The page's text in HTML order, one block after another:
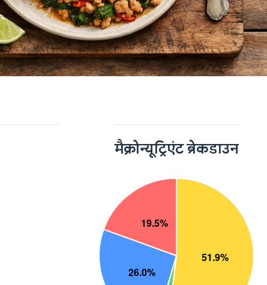
मैक्रोन्यूट्रिएंट ब्रेकडाउन